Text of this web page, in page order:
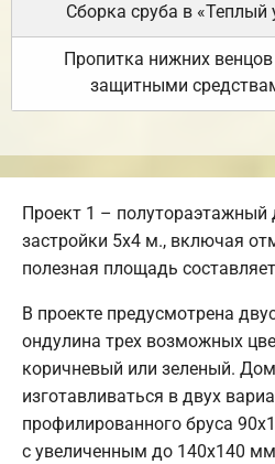
Сборка сруба в «Теплый
Пропитка нижних венцов
защитными
Проект 1 –
застройки 5х4 м., включая
полезная площадь
В проекте предусмотрена
ондулина трех возможных
коричневый или зеленый.
изготавливаться в двух
профилированного бруса
с увеличенным до 140х140